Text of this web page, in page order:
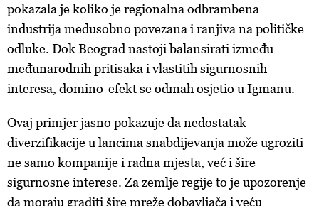
pokazala je koliko je regionalna odbrambena
industrija međusobno povezana i ranjiva na političke
odluke. Dok Beograd nastoji balansirati između
međunarodnih pritisaka i vlastitih sigurnosnih
interesa, domino-efekt se odmah osjetio u Igmanu.
Ovaj primjer jasno pokazuje da nedostatak
diverzifikacije u lancima snabdijevanja može ugroziti
ne samo kompanije i radna mjesta, već i šire
sigurnosne interese. Za zemlje regije to je upozorenje
da moraju graditi šire mreže dobavljača i veću